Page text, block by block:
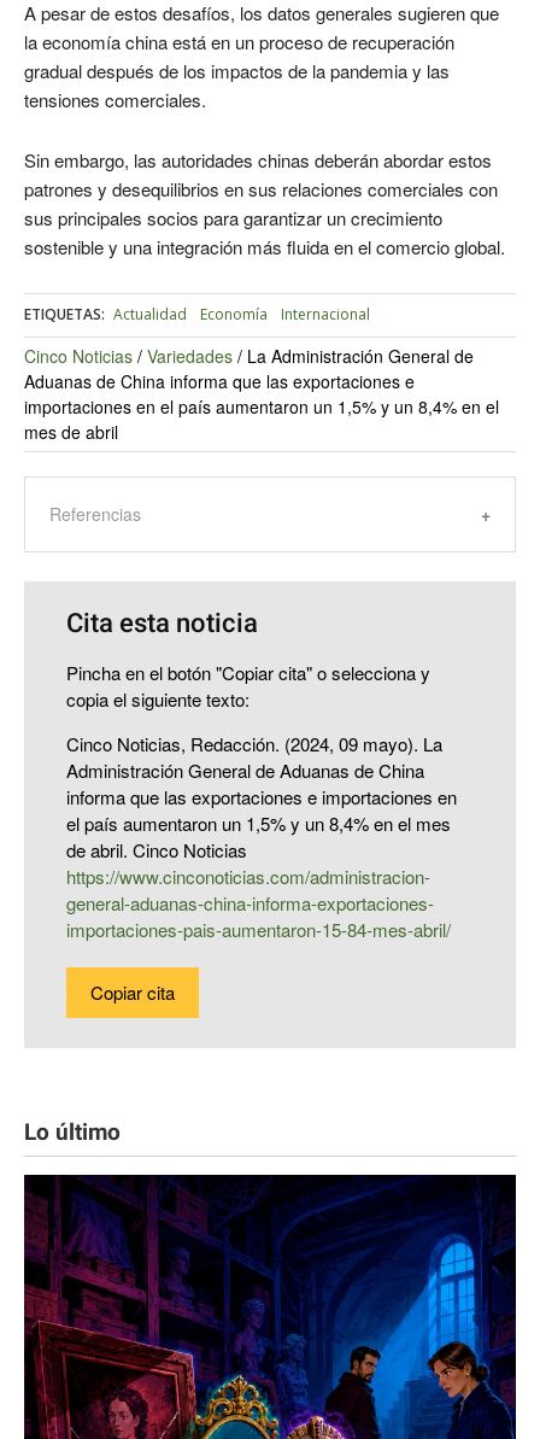
A pesar de estos desafíos, los datos generales sugieren que
la economía china está en un proceso de recuperación
gradual después de los impactos de la pandemia y las
tensiones comerciales.
Sin embargo, las autoridades chinas deberán abordar estos
patrones y desequilibrios en sus relaciones comerciales con
sus principales socios para garantizar un crecimiento
sostenible y una integración más fluida en el comercio global.
ETIQUETAS: Actualidad Economía Internacional
Cinco Noticias / Variedades / La Administración General de
Aduanas de China informa que las exportaciones e
importaciones en el país aumentaron un 1,5% y un 8,4% en el
mes de abril
Referencias
Cita esta noticia
Pincha en el botón "Copiar cita" o selecciona y
copia el siguiente texto:
Cinco Noticias, Redacción. (2024, 09 mayo). La
Administración General de Aduanas de China
informa que las exportaciones e importaciones en
el país aumentaron un 1,5% y un 8,4% en el mes
de abril. Cinco Noticias
https://www.cinconoticias.com/administracion-
general-aduanas-china-informa-exportaciones-
importaciones-pais-aumentaron-15-84-mes-abril/
Copiar cita
Lo último